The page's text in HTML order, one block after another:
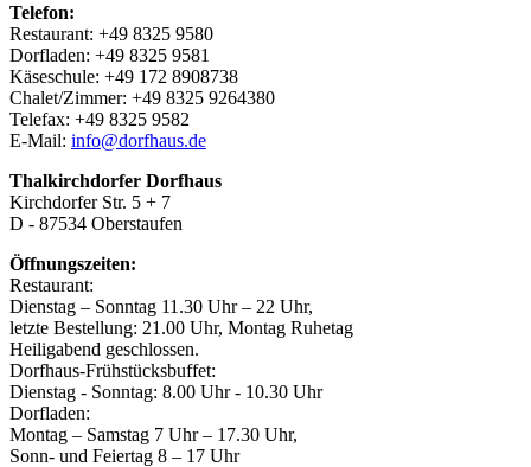
Telefon:
Restaurant: +49 8325 9580
Dorfladen: +49 8325 9581
Käseschule: +49 172 8908738
Chalet/Zimmer: +49 8325 9264380
Telefax: +49 8325 9582
E-Mail: info@dorfhaus.de
Thalkirchdorfer Dorfhaus
Kirchdorfer Str. 5 + 7
D - 87534 Oberstaufen
Öffnungszeiten:
Restaurant:
Dienstag – Sonntag 11.30 Uhr – 22 Uhr,
letzte Bestellung: 21.00 Uhr, Montag Ruhetag
Heiligabend geschlossen.
Dorfhaus-Frühstücksbuffet:
Dienstag - Sonntag: 8.00 Uhr - 10.30 Uhr
Dorfladen:
Montag – Samstag 7 Uhr – 17.30 Uhr,
Sonn- und Feiertag 8 – 17 Uhr